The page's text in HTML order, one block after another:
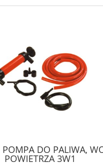
DO PALIWA,
POWIETRZA 3W1